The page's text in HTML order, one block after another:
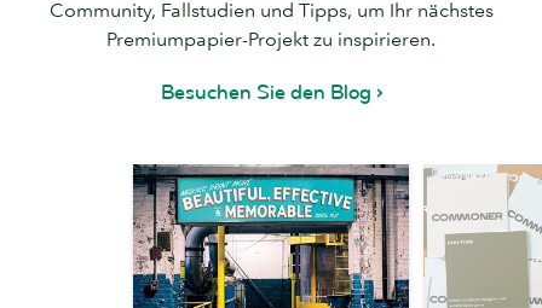
Community, Fallstudien und Tipps, um Ihr nächstes
Premiumpapier-Projekt zu inspirieren.
Besuchen Sie den Blog